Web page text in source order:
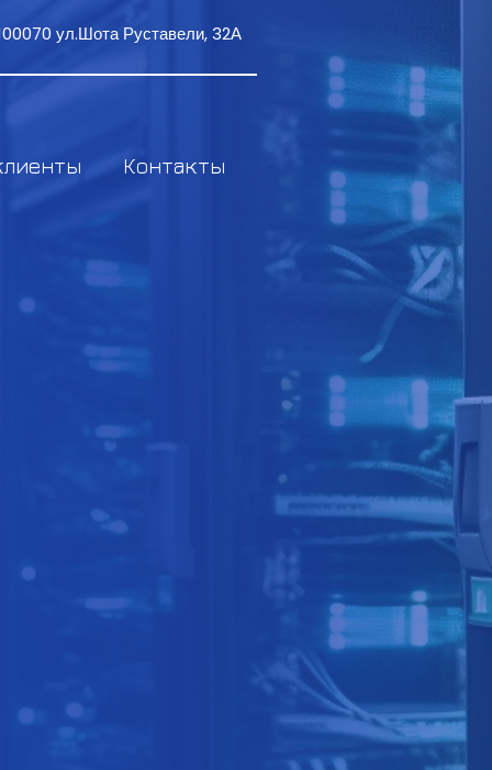
ул.Шота Руставели, 32А
Контакты